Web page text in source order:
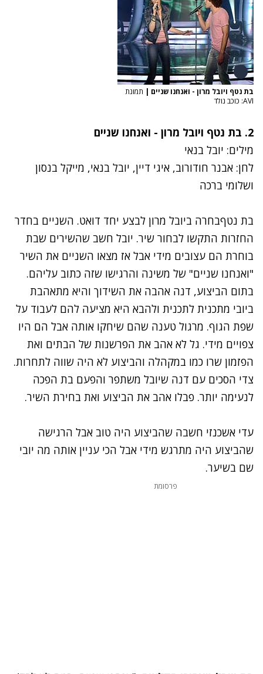
בת נטף ויובל מרון - ואנחנו שניים | תמונת
AVI: כוכב נולד
2. בת נטף ויובל מרון - ואנחנו שניים
מילים: יובל בנאי
לחן: אבנר חודורוב, איגי דיין, יובל בנאי, מייקל בנסון
ושלומי ברכה
בת נטףבחרה ביובל מרון לבצע יחד דואט. השניים בחדר
החזרות התקשו לבחור שיר. יובל חשב שהשירים שבת
בוחרת הם עצובים מידי אבל אז מצאו השניים את השיר
"ואנחנו שניים" של משינה והרגישו שזה כתוב עליהם.
בתום הביצוע, דנה אהבה את השידוך והיא מתאהבת
ביובי מתכנית לתכנית ולהבא היא מציעה להם לעבוד על
שפת הגוף. מרגול טענה שהם שיחקו אותה אבל הם היו
צפויים מידי. גל לא אהב את הפרשנות של הבתים ואת
הפזמון שרו כמו במקהלה והביצוע לא היה שווה לתחרות.
צדי הסכים עם דנה שיובל משתפר והפעם בת הפכה
לנעימה יותר. פבלו אהב את הביצוע ואת בחירת השיר.
עדי אשכנזי חשבה שהביצוע היה טוב אבל הרגישה
שהביצוע היה מתרגש מידי אבל הכי עניין אותה מה יובי
שם בשיער.
פרסומת